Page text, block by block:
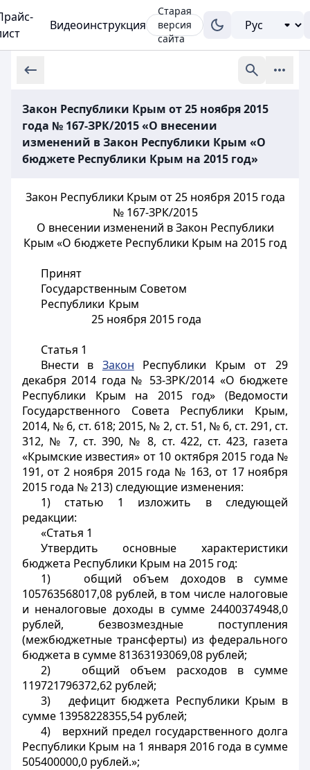
Видеоинструкция
Старая
версия
сайта
Закон Республики Крым от 25 ноября 2015
года № 167-ЗРК/2015 «О внесении
изменений в Закон Республики Крым «О
бюджете Республики Крым на 2015 год»
Закон Республики Крым от 25 ноября 2015 года
№ 167-ЗРК/2015
О внесении изменений в Закон Республики
Крым «О бюджете Республики Крым на 2015 год
Принят
Государственным Советом
Республики Крым
25 ноября 2015 года
Статья 1
Внести в Закон Республики Крым от 29
декабря 2014 года № 53-ЗРК/2014 «О бюджете
Республики Крым на 2015 год» (Ведомости
Государственного Совета Республики Крым,
2014, № 6, ст. 618; 2015, № 2, ст. 51, № 6, ст. 291, ст.
312, № 7, ст. 390, № 8, ст. 422, ст. 423, газета
«Крымские известия» от 10 октября 2015 года №
191, от 2 ноября 2015 года № 163, от 17 ноября
2015 года № 213) следующие изменения:
1) статью 1 изложить в следующей
редакции:
«Статья 1
Утвердить основные характеристики
бюджета Республики Крым на 2015 год:
1) общий объем доходов в сумме
105763568017,08 рублей, в том числе налоговые
и неналоговые доходы в сумме 24400374948,0
рублей, безвозмездные поступления
(межбюджетные трансферты) из федерального
бюджета в сумме 81363193069,08 рублей;
2) общий объем расходов в сумме
119721796372,62 рублей;
3) дефицит бюджета Республики Крым в
сумме 13958228355,54 рублей;
4) верхний предел государственного долга
Республики Крым на 1 января 2016 года в сумме
505400000,0 рублей.»;